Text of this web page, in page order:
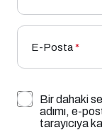
E-Posta*
Bir dahaki
adımı, e-
tarayıcıya